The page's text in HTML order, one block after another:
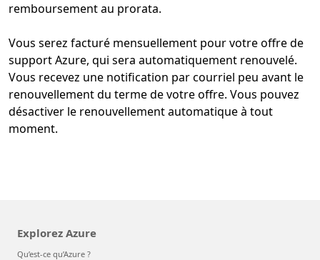
remboursement au prorata.
Vous serez facturé mensuellement pour votre offre de
support Azure, qui sera automatiquement renouvelé.
Vous recevez une notification par courriel peu avant le
renouvellement du terme de votre offre. Vous pouvez
désactiver le renouvellement automatique à tout
moment.
Explorez Azure
Qu’est-ce qu’Azure ?